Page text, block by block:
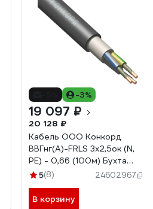
-3%
19 097 ₽
20 128 ₽
Кабель ООО Конкорд
ВВГнг(А)-FRLS 3x2,5ок (N,
PE) - 0,66 (100м) Бухта
100м 4346
5(8) 24602967
В корзину